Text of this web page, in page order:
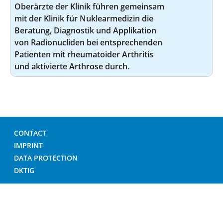
Oberärzte der Klinik führen gemeinsam
mit der Klinik für Nuklearmedizin die
Beratung, Diagnostik und Applikation
von Radionucliden bei entsprechenden
Patienten mit rheumatoider Arthritis
und aktivierte Arthrose durch.
CONTACT
IMPRINT
DATA PROTECTION
DKTIG